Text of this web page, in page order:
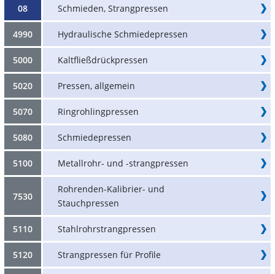
08 Schmieden, Strangpressen
4990 Hydraulische Schmiedepressen
5000 Kaltfließdrückpressen
5020 Pressen, allgemein
5070 Ringrohlingpressen
5080 Schmiedepressen
5100 Metallrohr- und -strangpressen
7530
Rohrenden-Kalibrier- und
Stauchpressen
5110 Stahlrohrstrangpressen
5120 Strangpressen für Profile